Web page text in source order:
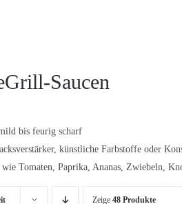
Grill-Saucen
bis feurig scharf
künstliche Farbstoffe oder
Tomaten, Paprika, Ananas, Zwiebeln,
Zeige 48 Produkte